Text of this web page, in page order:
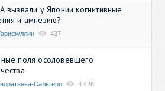
вызвали у Японии когнитивные
и амнезию?
437
поля осоловевшего
Сальгеро 4 428